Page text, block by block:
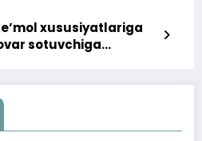
xususiyatlariga
sotuvchiga